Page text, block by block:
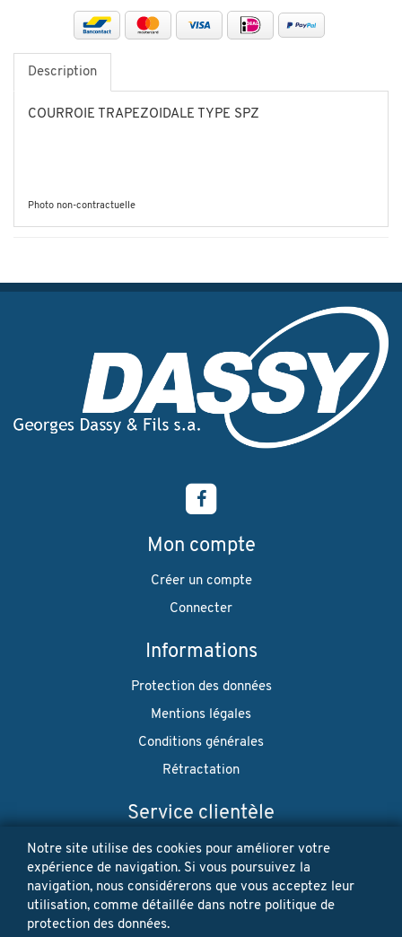
Description
COURROIE TRAPEZOIDALE TYPE SPZ
Photo non-contractuelle
Mon compte
Créer un compte
Connecter
Informations
Protection des données
Mentions légales
Conditions générales
Rétractation
Service clientèle
Envoi
Newsletter
Notre site utilise des cookies pour améliorer votre
expérience de navigation. Si vous poursuivez la
navigation, nous considérerons que vous acceptez leur
utilisation, comme détaillée dans notre politique de
protection des données.